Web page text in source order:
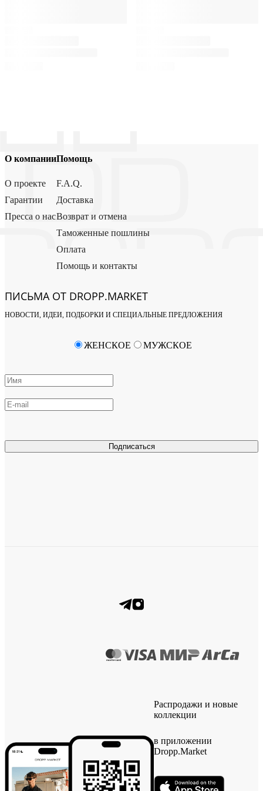
О компании
О проекте
Гарантии
Пресса о нас
Помощь
F.A.Q.
Доставка
Возврат и отмена
Таможенные пошлины
Оплата
Помощь и контакты
ПИСЬМА ОТ DROPP.MARKET
НОВОСТИ, ИДЕИ, ПОДБОРКИ И СПЕЦИАЛЬНЫЕ ПРЕДЛОЖЕНИЯ
Подписаться
ЖЕНСКОЕ МУЖСКОЕ
Распродажи и новые
коллекции
в приложении
Dropp.Market